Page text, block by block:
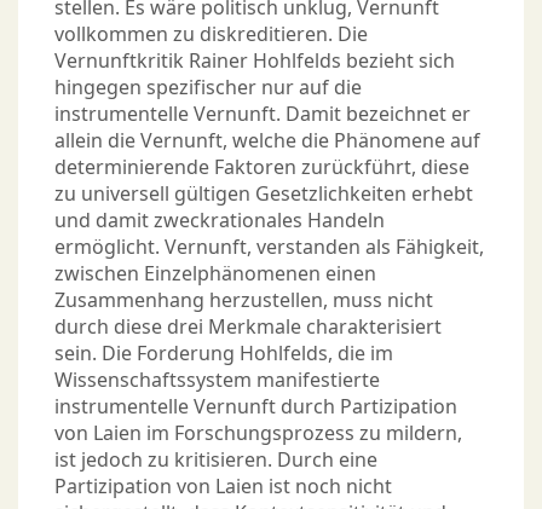
stellen. Es wäre politisch unklug, Vernunft
vollkommen zu diskreditieren. Die
Vernunftkritik Rainer Hohlfelds bezieht sich
hingegen spezifischer nur auf die
instrumentelle Vernunft. Damit bezeichnet er
allein die Vernunft, welche die Phänomene auf
determinierende Faktoren zurückführt, diese
zu universell gültigen Gesetzlichkeiten erhebt
und damit zweckrationales Handeln
ermöglicht. Vernunft, verstanden als Fähigkeit,
zwischen Einzelphänomenen einen
Zusammenhang herzustellen, muss nicht
durch diese drei Merkmale charakterisiert
sein. Die Forderung Hohlfelds, die im
Wissenschaftssystem manifestierte
instrumentelle Vernunft durch Partizipation
von Laien im Forschungsprozess zu mildern,
ist jedoch zu kritisieren. Durch eine
Partizipation von Laien ist noch nicht